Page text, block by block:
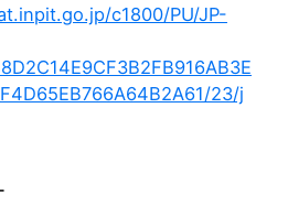
c1800/PU/JP-
23/j